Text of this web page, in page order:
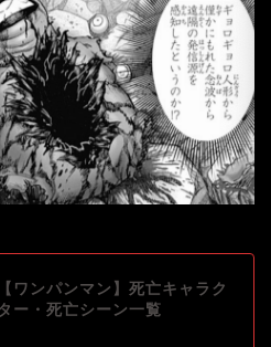
【ワンパンマン】死亡キャラク
ター・死亡シーン一覧